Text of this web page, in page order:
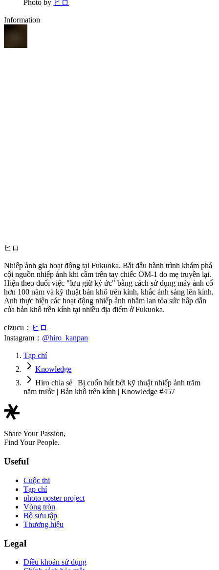
Photo by ヒロ
Information
ヒロ
Nhiếp ảnh gia hoạt động tại Fukuoka. Bắt đầu hành trình khám phá
cội nguồn nhiếp ảnh khi cầm trên tay chiếc OM-1 do mẹ truyền lại.
Hiện theo đuổi việc "lưu giữ ký ức" bằng cách sử dụng máy ảnh cổ
hơn 100 năm và kỹ thuật bản khô trên kính, khắc ánh sáng lên kính.
Anh thực hiện các hoạt động nhiếp ảnh nhằm lan tỏa sức hấp dẫn
của bản khô trên kính tại nhiều địa điểm ở Fukuoka.
cizucu： ヒロ
Instagram： @hiro_kanpan
Tạp chí
Knowledge
Hiro chia sẻ | Bị cuốn hút bởi kỹ thuật nhiếp ảnh trăm
năm trước | Bản khô trên kính | Knowledge #457
Share Your Passion,
Find Your People.
Useful
Cuộc thi
Tạp chí
photo poster project
Vòng tròn
Bộ sưu tập
Thương hiệu
Legal
Điều khoản sử dụng